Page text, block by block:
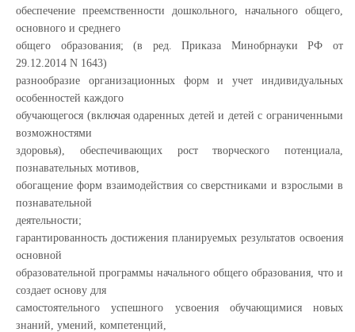
обеспечение преемственности дошкольного, начального общего,
основного и среднего
общего образования; (в ред. Приказа Минобрнауки РФ от
29.12.2014 N 1643)
разнообразие организационных форм и учет индивидуальных
особенностей каждого
обучающегося (включая одаренных детей и детей с ограниченными
возможностями
здоровья), обеспечивающих рост творческого потенциала,
познавательных мотивов,
обогащение форм взаимодействия со сверстниками и взрослыми в
познавательной
деятельности;
гарантированность достижения планируемых результатов освоения
основной
образовательной программы начального общего образования, что и
создает основу для
самостоятельного успешного усвоения обучающимися новых
знаний, умений, компетенций,